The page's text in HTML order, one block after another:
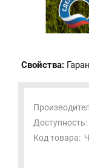
Свойства:
Доступность:
Код товара: